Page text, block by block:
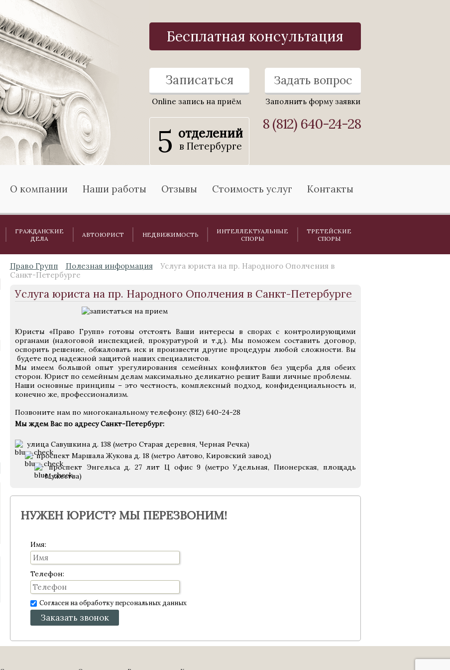
Бесплатная консультация
Записаться
Online запись на приём
Задать вопрос
Заполнить форму заявки
5 отделений
в Петербурге
8 (812) 640-24-28
О компании Наши работы Отзывы Стоимость услуг Контакты
ГРАЖДАНСКИЕ
ДЕЛА
АВТОЮРИСТ НЕДВИЖИМОСТЬ
ИНТЕЛЛЕКТУАЛЬНЫЕ
СПОРЫ
ТРЕТЕЙСКИЕ
СПОРЫ
Право Групп Полезная информация
Услуга юриста на пр. Народного Ополчения в
Санкт-Петербурге
Услуга юриста на пр. Народного Ополчения в Санкт-Петербурге
Юристы «Право Групп» готовы отстоять Ваши интересы в спорах с контролирующими
органами (налоговой инспекцией, прокуратурой и т.д.). Мы поможем составить договор,
оспорить решение, обжаловать иск и произвести другие процедуры любой сложности. Вы
будете под надежной защитой наших специалистов.
Мы имеем большой опыт урегулирования семейных конфликтов без ущерба для обеих
сторон. Юрист по семейным делам максимально деликатно решит Ваши личные проблемы.
Наши основные принципы – это честность, комплексный подход, конфиденциальность и,
конечно же, профессионализм.
Позвоните нам по многоканальному телефону: (812) 640-24-28
Мы ждем Вас по адресу Санкт-Петербург:
улица Савушкина д. 138 (метро Старая деревня, Черная Речка)
проспект Маршала Жукова д. 18 (метро Автово, Кировский завод)
проспект Энгельса д. 27 лит Ц офис 9 (метро Удельная, Пионерская, площадь
Мужества)
НУЖЕН ЮРИСТ? МЫ ПЕРЕЗВОНИМ!
Имя:
Телефон:
Согласен на обработку персональных данных
Заказать звонок